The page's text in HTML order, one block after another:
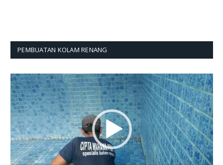
PEMBUATAN KOLAM RENANG
Pemutar
Video